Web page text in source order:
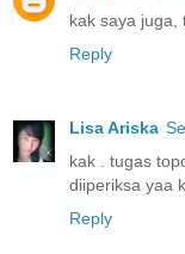
kak saya juga,
Reply
Lisa Ariska
kak . tugas
diiperiksa yaa
Reply